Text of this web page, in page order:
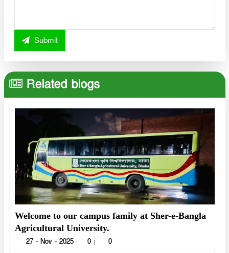
Submit
Related blogs
Welcome to our campus family at Sher-e-Bangla
Agricultural University.
27 - Nov - 2025 0 0